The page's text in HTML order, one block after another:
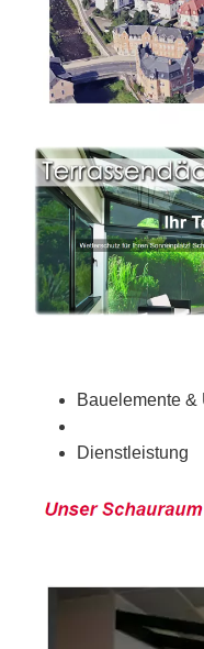
Bauelemente &
Dienstleistung